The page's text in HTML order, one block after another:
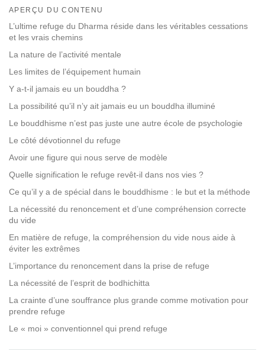
facebook
APERÇU DU CONTENU
L’ultime refuge du Dharma réside dans les véritables cessations
et les vrais chemins
La nature de l’activité mentale
Les limites de l’équipement humain
Y a-t-il jamais eu un bouddha ?
La possibilité qu’il n’y ait jamais eu un bouddha illuminé
Le bouddhisme n’est pas juste une autre école de psychologie
Le côté dévotionnel du refuge
Avoir une figure qui nous serve de modèle
Quelle signification le refuge revêt-il dans nos vies ?
Ce qu’il y a de spécial dans le bouddhisme : le but et la méthode
La nécessité du renoncement et d’une compréhension correcte
du vide
En matière de refuge, la compréhension du vide nous aide à
éviter les extrêmes
L’importance du renoncement dans la prise de refuge
La nécessité de l’esprit de bodhichitta
La crainte d’une souffrance plus grande comme motivation pour
prendre refuge
Le « moi » conventionnel qui prend refuge